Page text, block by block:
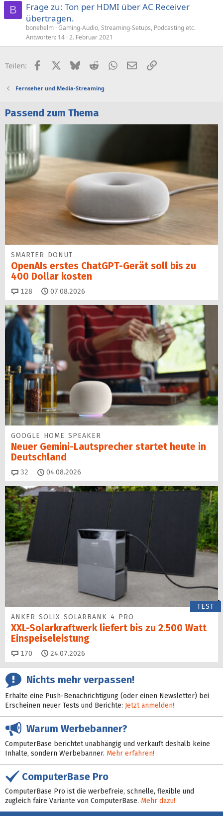
B
Frage zu: Ton per HDMI über AC Receiver
übertragen.
bonehelm Gaming-Audio, Streaming-Setups, Podcasting etc.
Antworten 14 2. Februar 2021
Teilen: FacebookX (Twitter)
BlueskyRedditWhatsApp
E-MailLink
Fernseher und Media-Streaming
Passend zum Thema
SMARTER DONUT
OpenAIs erstes ChatGPT-Gerät soll bis zu
400 Dollar kosten
128 Kommentare
07.08.2026
GOOGLE HOME SPEAKER
Neuer Gemini-Laut­spre­cher startet heu­te in
Deutschland
32 Kommentare
04.08.2026
TEST
ANKER SOLIX SOLARBANK 4 PRO
XXL-Solarkraftwerk liefert bis zu 2.500 Watt
Einspeise­leistung
170 Kommentare
24.07.2026
Nichts mehr verpassen!
Erhalte eine Push-Benachrichtigung (oder einen Newsletter) bei
Erscheinen neuer Tests und Berichte: Jetzt anmelden!
Warum Werbebanner?
ComputerBase berichtet unabhängig und verkauft deshalb keine
Inhalte, sondern Werbebanner. Mehr erfahren!
ComputerBase Pro
ComputerBase Pro ist die werbefreie, schnelle, flexible und
zugleich faire Variante von ComputerBase. Mehr dazu!